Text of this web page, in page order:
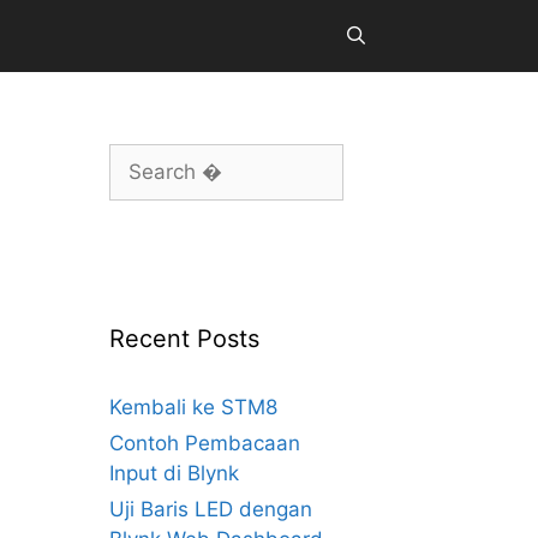
Search
for:
Recent Posts
Kembali ke STM8
Contoh Pembacaan
Input di Blynk
Uji Baris LED dengan